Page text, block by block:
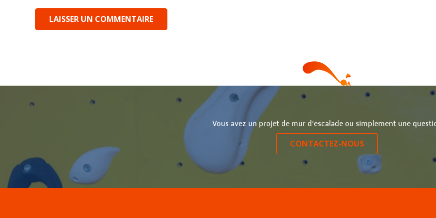
LAISSER UN COMMENTAIRE
Vous avez un projet de mur d‘escalade ou simplement une
CONTACTEZ-NOUS